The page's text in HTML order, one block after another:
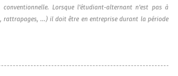
Lorsque l’étudiant-alternant n’est pas à
rattrapages, ...) il doit être en entreprise durant la période